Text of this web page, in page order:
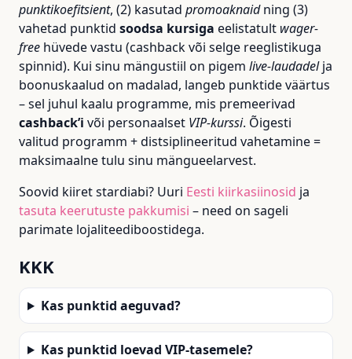
punktikoefitsient, (2) kasutad promoaknaidning (3)
vahetad punktid soodsa kursiga eelistatult wager-
free hüvede vastu (cashback või selge reeglistikuga
spinnid). Kui sinu mängustiil on pigem live-laudadelja
boonuskaalud on madalad, langeb punktide väärtus
– sel juhul kaalu programme, mis premeerivad
cashback’i või personaalset VIP-kurssi. Õigesti
valitud programm + distsiplineeritud vahetamine =
maksimaalne tulu sinu mängueelarvest.
Soovid kiiret stardiabi? Uuri Eesti kiirkasiinosid ja
tasuta keerutuste pakkumisi – need on sageli
parimate lojaliteediboostidega.
KKK
Kas punktid aeguvad?
Kas punktid loevad VIP-tasemele?